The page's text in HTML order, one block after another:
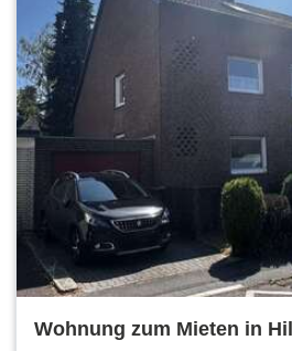
Wohnung zum Mieten in